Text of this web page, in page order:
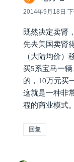
道
2014年9月18日
既然决定卖肾
先去美国卖肾
（大陆均价）
买5系宝马一
的，10万元买
这就是一种非
程的商业模式。
回复